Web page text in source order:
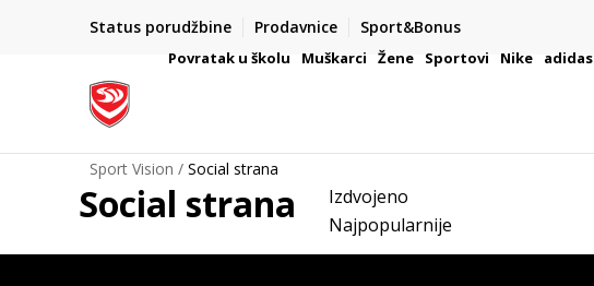
Status porudžbine Prodavnice Sport&Bonus
naziva kompanije VAŽNO OBAVEŠTENJE ZA POTROŠAČE
Povratak u školu Muškarci Žene Sportovi Nike adidas
Sport Vision Social strana
Social strana
Izdvojeno
Najpopularnije